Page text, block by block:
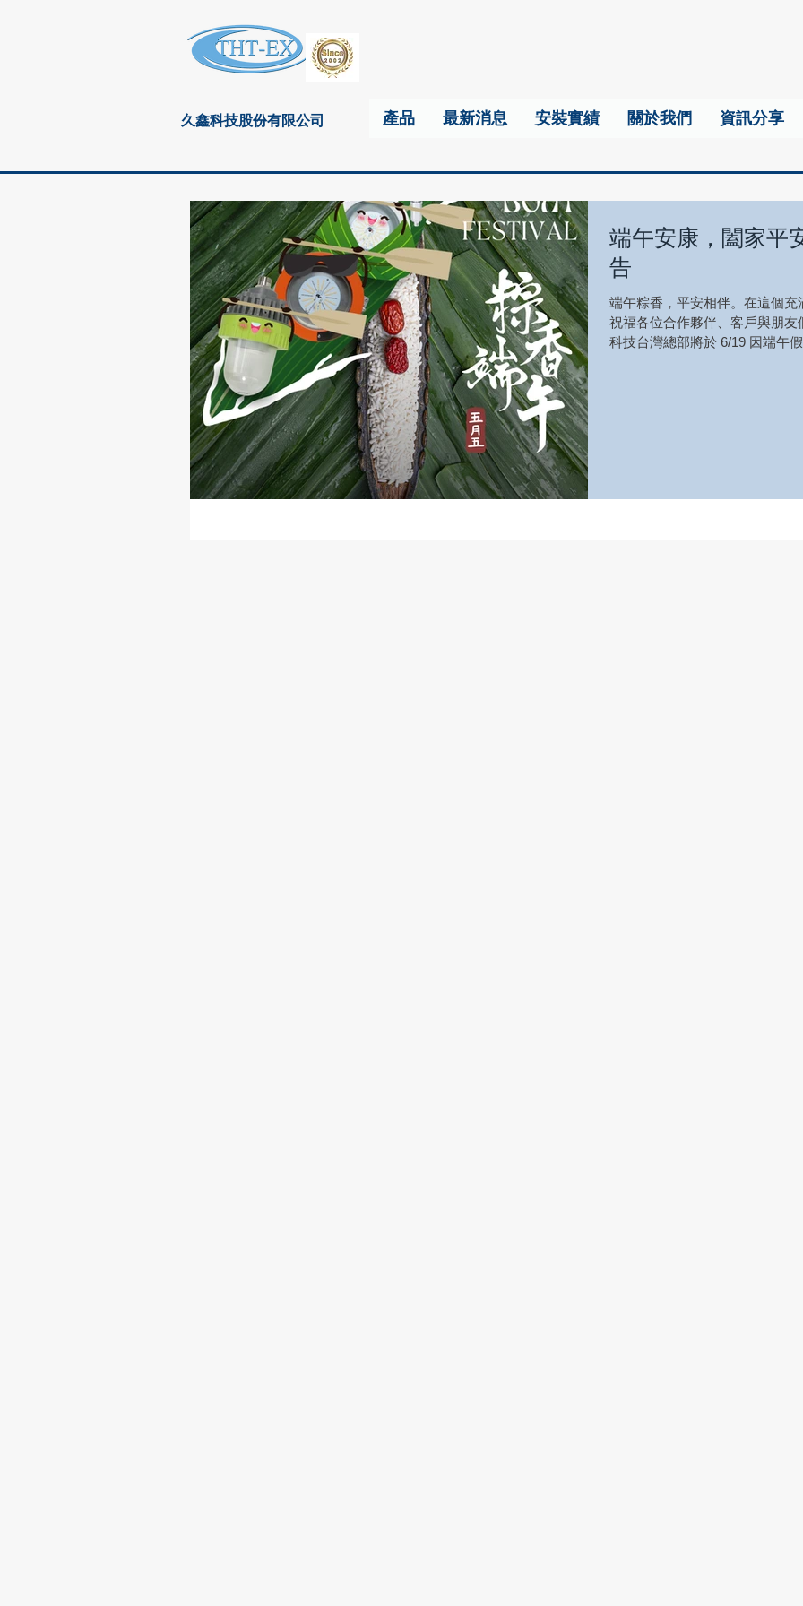
久鑫科技股份有限公司 產品 最新消息 安裝實績 關於我們 資訊分享
端午安康，闔家平
告
端午粽香，平安相伴。在這個
祝福各位合作夥伴、客戶與朋
科技台灣總部將於 6/19 因端午